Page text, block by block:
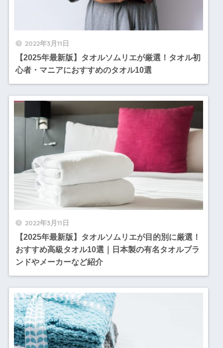
2022年3月11日
【2025年最新版】タオルソムリエが厳選！タオル初
心者・マニアにおすすめのタオル10選
2022年3月11日
【2025年最新版】タオルソムリエが目的別に厳選！
おすすめ高級タオル10選｜日本製の有名タオルブラ
ンドやメーカーなど紹介